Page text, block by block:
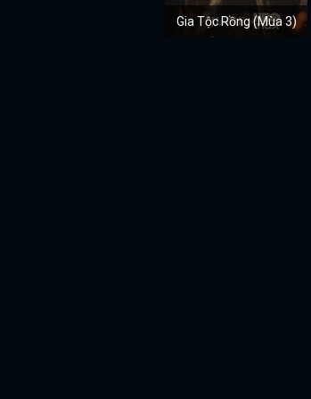
Gia Tộc Rồng (Mùa 3)